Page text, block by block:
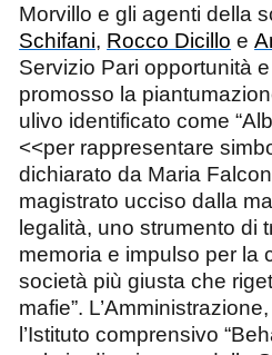
Morvillo e gli agenti della
Schifani, Rocco Dicillo e
Servizio Pari opportunità
promosso la
ulivo identificato come
<<per rappresentare
dichiarato da Maria
magistrato ucciso dalla
legalità, unostrumento di
memoria e impulso per la
società più giusta che
mafie”.
l’Istituto comprensivo